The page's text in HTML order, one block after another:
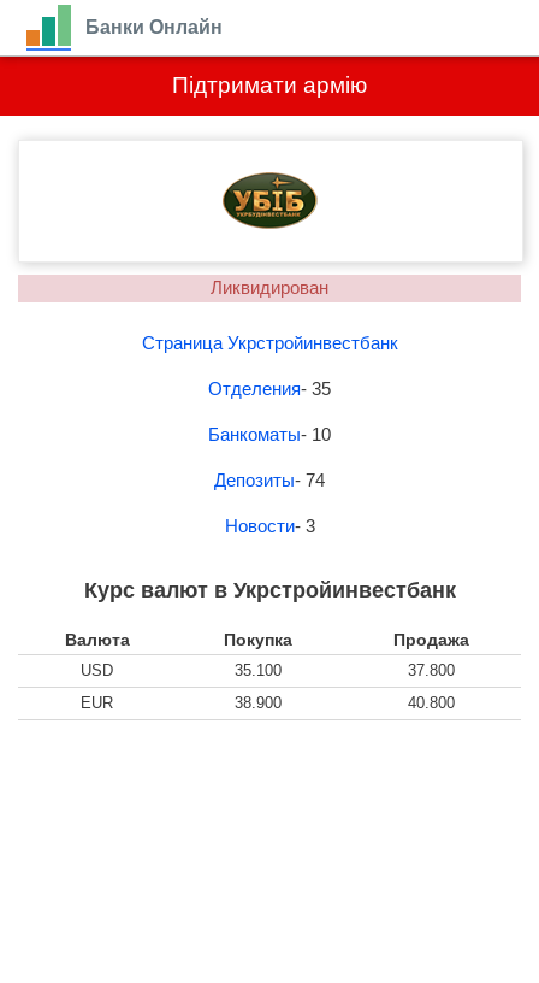
Підтримати армію
Банки Онлайн
Ликвидирован
Страница Укрстройинвестбанк
Отделения- 35
Банкоматы- 10
Депозиты- 74
Новости- 3
Курс валют в Укрстройинвестбанк
Валюта Покупка Продажа
USD 35.100
37.800
EUR
38.900 40.800